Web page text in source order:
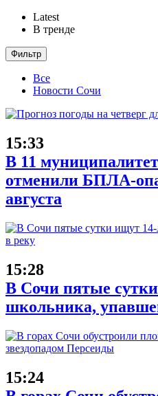
Latest
В тренде
Фильтр
Все
Новости Сочи
15:33
В 11
отменили БПЛА-
августа
15:28
В Сочи пятые
школьника,
15:24